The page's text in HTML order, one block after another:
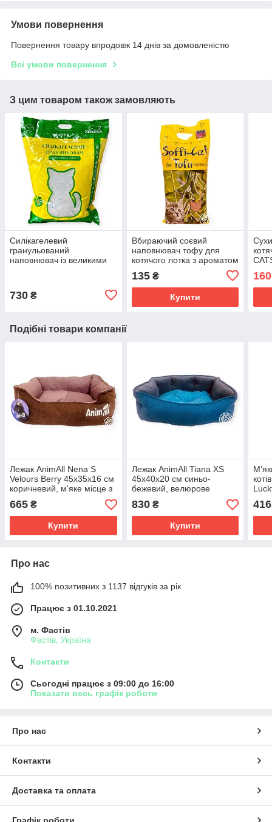
Умови повернення
Повернення товару впродовж 14 днів за домовленістю
Всі умови повернення
З цим товаром також замовляють
Силікагелевий
гранульований
наповнювач із великими
730 ₴
Вбираючий соєвий
наповнювач тофу для
котячого лотка з ароматом
полуниці Soffi Cat Tofu 6л
(2.6кг)
135₴
Купити
Подібні товари компанії
Лежак AnimAll Nena S
Velours Berry 45x35x16 см
коричневий, м'яке місце з
тканини шеніл для котів та
собак дрібних порід
665 ₴
Купити
Лежак AnimAll Tiana XS
45x40x20 см синьо-
бежевий, велюрове
спальне місце для котів та
собак дрібних порід до 4
кг
830₴
Купити
416
Про нас
100% позитивних з 1137 відгуків за рік
Працює з 01.10.2021
м. Фастів
Фастів, Україна
Контакти
Сьогодні працює з 09:00 до 16:00
Показати весь графік роботи
Про нас
Контакти
Доставка та оплата